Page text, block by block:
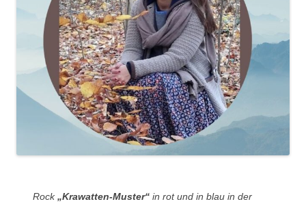
Rock„Krawatten-Muster“ in rot und in blau in der